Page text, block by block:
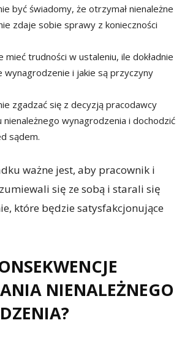
być świadomy, że otrzymał nienależne
zdaje sobie sprawy z konieczności
mieć trudności w ustaleniu, ile dokładnie
wynagrodzenie i jakie są przyczyny
zgadzać się z decyzją pracodawcy
wynagrodzenia i dochodzić
sądem.
ważne jest, aby pracownik i
się ze sobą i starali się
które będzie satysfakcjonujące
NIENALEŻNEGO